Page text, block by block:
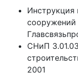
Инструкция
сооружений
СНиП
2001